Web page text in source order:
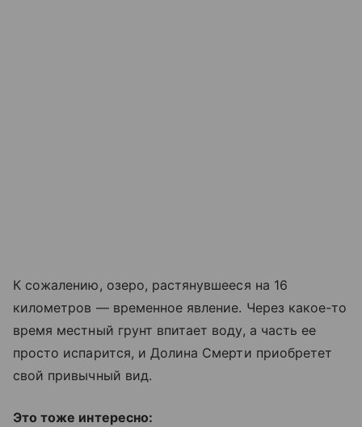
К сожалению, озеро, растянувшееся на 16
километров — временное явление. Через какое-то
время местный грунт впитает воду, а часть ее
просто испарится, и Долина Смерти приобретет
свой привычный вид.
Это тоже интересно: